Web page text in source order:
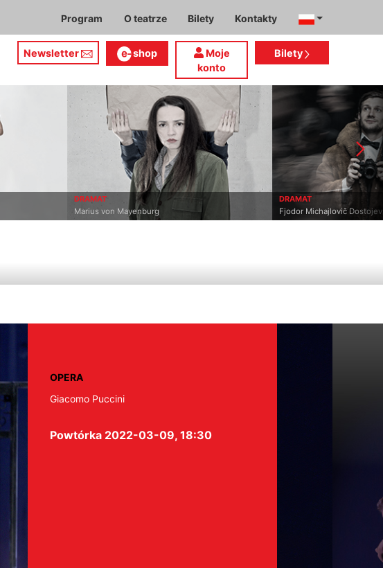
Program O teatrze Bilety Kontakty
Newsletter shop
Moje
konto
Bilety
Marius von Mayenburg
Fjodor Michajlovič Dostojevskij
OPERA
Giacomo Puccini
Powtórka 2022-03-09, 18:30